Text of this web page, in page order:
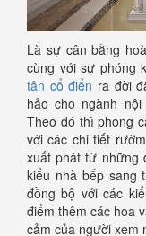
Là sự cân bằng
cùng với sự phóng
tân cổ điển ra đời
hảo cho ngành
Theo đó thì phong
với các chi tiết
xuất phát từ những
kiểu nhà bếp sang
đồng bộ với các
điểm thêm các hoa
cảm của người xem